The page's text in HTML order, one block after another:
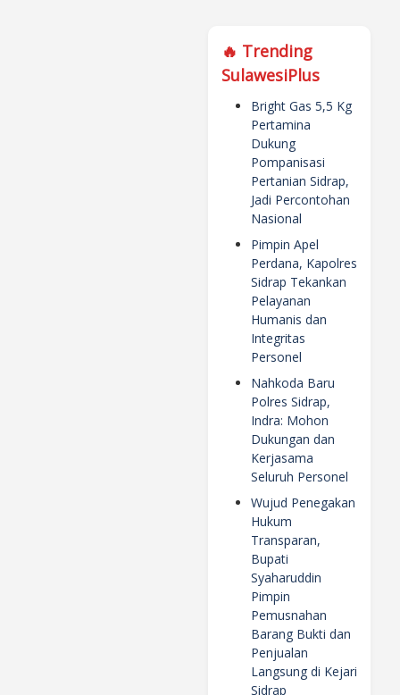
🔥 Trending
SulawesiPlus
Bright Gas 5,5 Kg
Pertamina
Dukung
Pompanisasi
Pertanian Sidrap,
Jadi Percontohan
Nasional
Pimpin Apel
Perdana, Kapolres
Sidrap Tekankan
Pelayanan
Humanis dan
Integritas
Personel
Nahkoda Baru
Polres Sidrap,
Indra: Mohon
Dukungan dan
Kerjasama
Seluruh Personel
Wujud Penegakan
Hukum
Transparan,
Bupati
Syaharuddin
Pimpin
Pemusnahan
Barang Bukti dan
Penjualan
Langsung di Kejari
Sidrap